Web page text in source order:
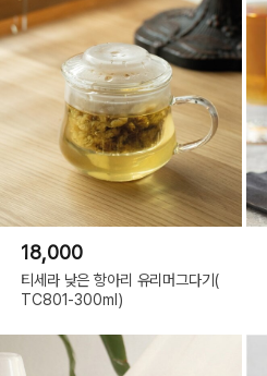
18,000
티세라 낮은 항아리 유리머그다기(
TC801-300ml)